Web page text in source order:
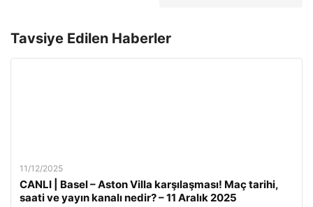
Tavsiye Edilen Haberler
11/12/2025
CANLI | Basel – Aston Villa karşılaşması! Maç tarihi,
saati ve yayın kanalı nedir? – 11 Aralık 2025